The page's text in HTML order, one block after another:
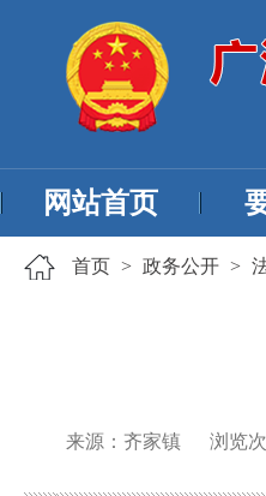
网站首页
首页 > 政务公开 >
来源：齐家镇 浏览次